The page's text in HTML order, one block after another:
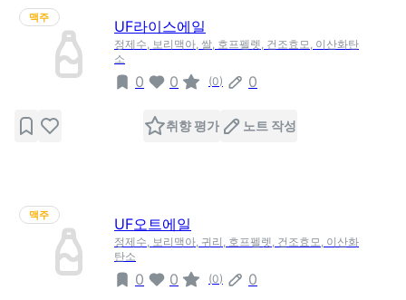
맥주
UF라이스에일
정제수, 보리맥아, 쌀, 호프펠렛, 건조효모, 이산화탄
소
0 0 (0) 0
취향 평가 노트 작성
맥주
UF오트에일
정제수, 보리맥아, 귀리, 호프펠렛, 건조효모, 이산화
탄소
0 0 (0) 0